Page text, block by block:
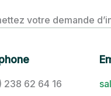
votre demande
238 62 64 16